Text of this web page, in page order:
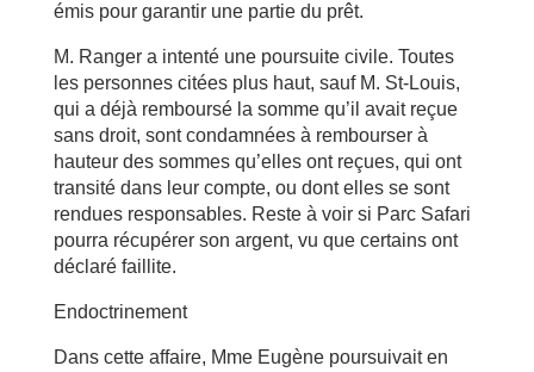
émis pour garantir une partie du prêt.
M. Ranger a intenté une poursuite civile. Toutes
les personnes citées plus haut, sauf M. St-Louis,
qui a déjà remboursé la somme qu’il avait reçue
sans droit, sont condamnées à rembourser à
hauteur des sommes qu’elles ont reçues, qui ont
transité dans leur compte, ou dont elles se sont
rendues responsables. Reste à voir si Parc Safari
pourra récupérer son argent, vu que certains ont
déclaré faillite.
Endoctrinement
Dans cette affaire, Mme Eugène poursuivait en